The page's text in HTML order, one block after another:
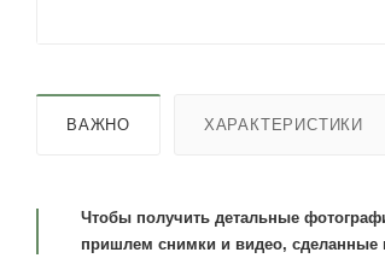
ВАЖНО ХАРАКТЕРИСТИКИ
Чтобы получить детальные
пришлем снимки и видео, сделанные